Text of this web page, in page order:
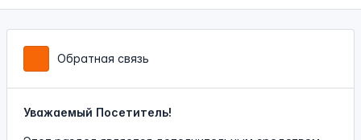
Обратная связь
Уважаемый Посетитель!